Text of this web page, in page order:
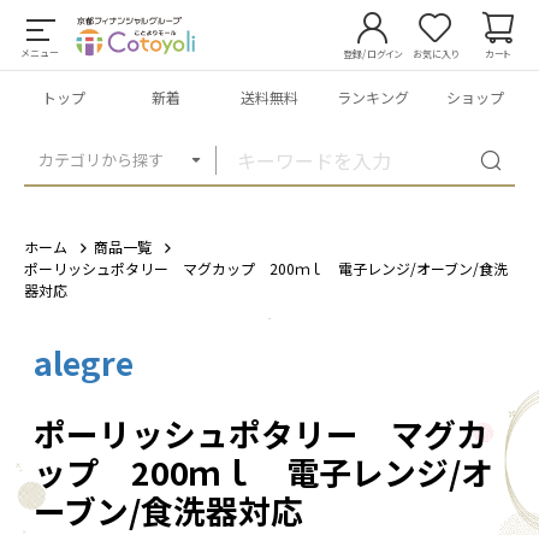
メニュー
カテゴリから探す
登録/ログイン お気に入り カート
トップ 新着 送料無料 ランキング ショップ
ホーム
商品一覧
ポーリッシュポタリー マグカップ 200ｍｌ 電子レンジ/オーブン/食洗
器対応
alegre
ポーリッシュポタリー マグカ
ップ 200ｍｌ 電子レンジ/オ
ーブン/食洗器対応